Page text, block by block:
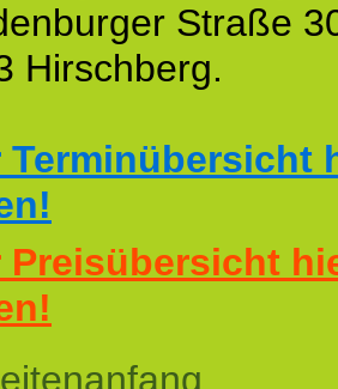
Straße
Hirschberg.
Terminübersicht
Preisübersicht